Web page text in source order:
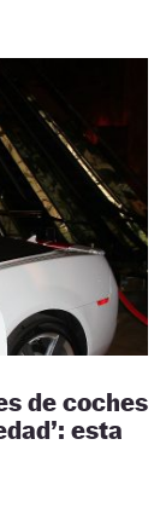
de coches
esta